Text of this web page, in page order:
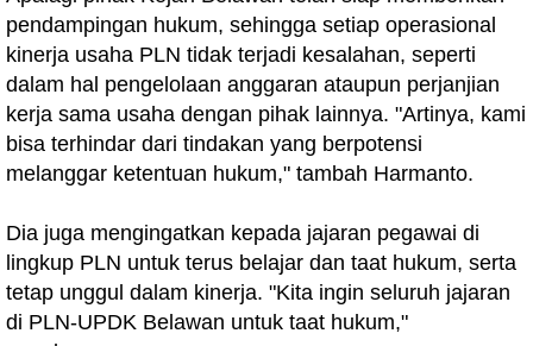
pendampingan hukum, sehingga setiap operasional
kinerja usaha PLN tidak terjadi kesalahan, seperti
dalam hal pengelolaan anggaran ataupun perjanjian
kerja sama usaha dengan pihak lainnya. "Artinya, kami
bisa terhindar dari tindakan yang berpotensi
melanggar ketentuan hukum," tambah Harmanto.
Dia juga mengingatkan kepada jajaran pegawai di
lingkup PLN untuk terus belajar dan taat hukum, serta
tetap unggul dalam kinerja. "Kita ingin seluruh jajaran
di PLN-UPDK Belawan untuk taat hukum,"